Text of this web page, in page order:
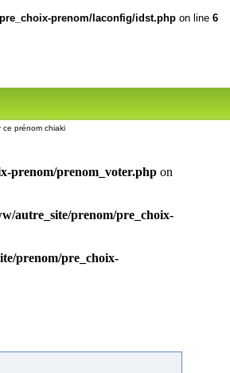
prenom/laconfig/idst.php on line 6
ce prénom chiaki
prenom/prenom_voter.phpon
autre_site/prenom/pre_choix-
prenom/pre_choix-